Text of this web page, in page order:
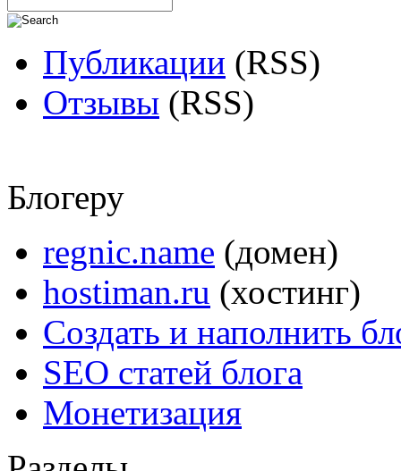
Публикации (RSS)
Отзывы (RSS)
Блогеру
regnic.name (домен)
hostiman.ru (хостинг)
Создать и наполнить
SEO статей блога
Монетизация